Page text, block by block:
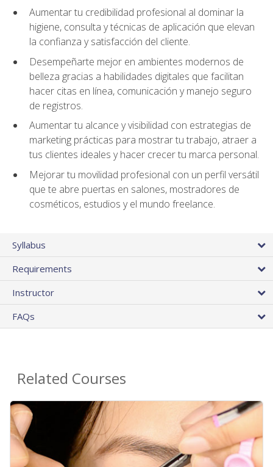
Aumentar tu credibilidad profesional al dominar la
higiene, consulta y técnicas de aplicación que elevan
la confianza y satisfacción del cliente.
Desempeñarte mejor en ambientes modernos de
belleza gracias a habilidades digitales que facilitan
hacer citas en línea, comunicación y manejo seguro
de registros.
Aumentar tu alcance y visibilidad con estrategias de
marketing prácticas para mostrar tu trabajo, atraer a
tus clientes ideales y hacer crecer tu marca personal.
Mejorar tu movilidad profesional con un perfil versátil
que te abre puertas en salones, mostradores de
cosméticos, estudios y el mundo freelance.
Syllabus
Requirements
Instructor
FAQs
Related Courses